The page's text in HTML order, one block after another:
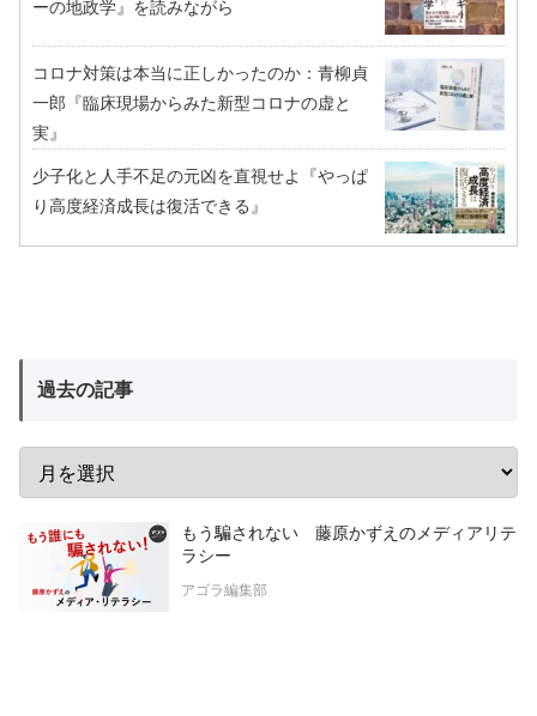
ーの地政学』を読みながら
コロナ対策は本当に正しかったのか：青柳貞
一郎『臨床現場からみた新型コロナの虚と
実』
少子化と人手不足の元凶を直視せよ『やっぱ
り高度経済成長は復活できる』
過去の記事
もう騙されない 藤原かずえのメディアリテ
ラシー
アゴラ編集部